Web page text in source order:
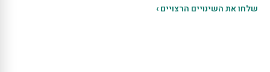
שלחו את השינויים הרצויים ›